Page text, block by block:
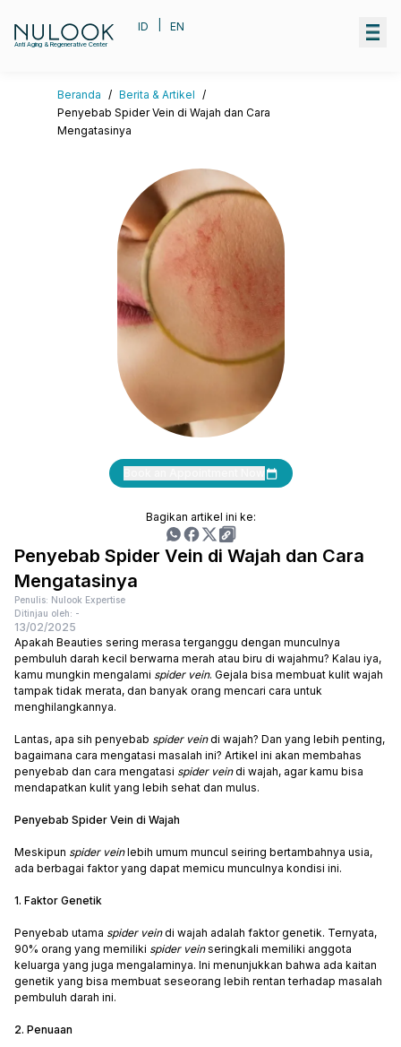
Anti Aging & Regenerative Center
ID EN
Beranda / Berita & Artikel /
Penyebab Spider Vein di Wajah dan Cara
Mengatasinya
Bagikan artikel ini ke:
Penyebab Spider Vein di Wajah dan Cara
Mengatasinya
Penulis: Nulook Expertise
Ditinjau oleh: -
13/02/2025
Apakah Beauties sering merasa terganggu dengan munculnya
pembuluh darah kecil berwarna merah atau biru di wajahmu? Kalau iya,
kamu mungkin mengalami spider vein. Gejala bisa membuat kulit wajah
tampak tidak merata, dan banyak orang mencari cara untuk
menghilangkannya.
Lantas, apa sih penyebab spider veindi wajah? Dan yang lebih penting,
bagaimana cara mengatasi masalah ini? Artikel ini akan membahas
penyebab dan cara mengatasi spider veindi wajah, agar kamu bisa
mendapatkan kulit yang lebih sehat dan mulus.
Penyebab Spider Vein di Wajah
Meskipun spider veinlebih umum muncul seiring bertambahnya usia,
ada berbagai faktor yang dapat memicu munculnya kondisi ini.
1. Faktor Genetik
Penyebab utama spider veindi wajah adalah faktor genetik. Ternyata,
90% orang yang memiliki spider veinseringkali memiliki anggota
keluarga yang juga mengalaminya. Ini menunjukkan bahwa ada kaitan
genetik yang bisa membuat seseorang lebih rentan terhadap masalah
pembuluh darah ini.
2. Penuaan